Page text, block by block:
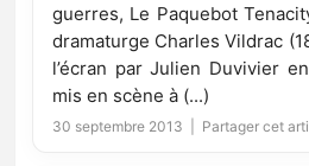
guerres, Le Paquebot
dramaturge Charles Vildrac
l’écran par Julien Duvivier
mis en scène à (...)
30 septembre 2013 | Partager cet